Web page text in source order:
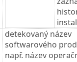
detekovaný název
softwarového
např. název